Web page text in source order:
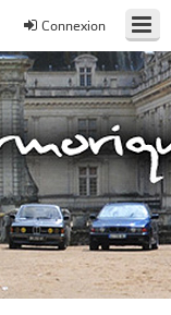
Connexion